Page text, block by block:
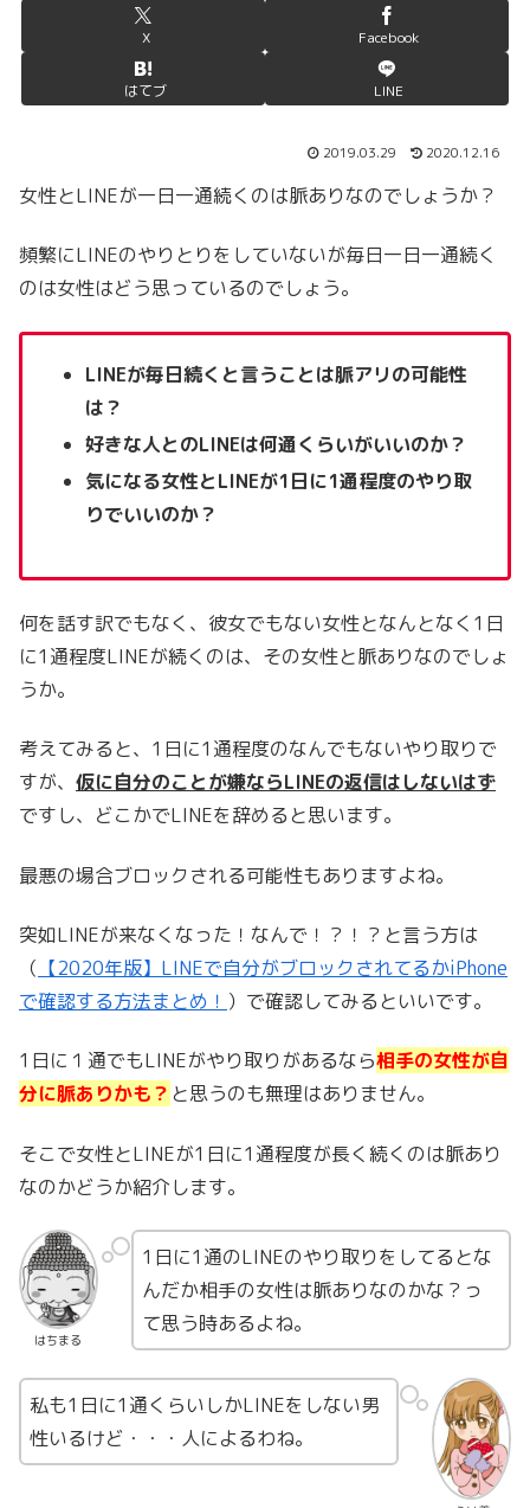
X Facebook
はてブ LINE
2019.03.29 2020.12.16
女性とLINEが一日一通続くのは脈ありなのでしょうか？
頻繁にLINEのやりとりをしていないが毎日一日一通続く
のは女性はどう思っているのでしょう。
LINEが毎日続くと言うことは脈アリの可能性
は？
好きな人とのLINEは何通くらいがいいのか？
気になる女性とLINEが1日に1通程度のやり取
りでいいのか？
何を話す訳でもなく、彼女でもない女性となんとなく1日
に1通程度LINEが続くのは、その女性と脈ありなのでしょ
うか。
考えてみると、1日に1通程度のなんでもないやり取りで
すが、 仮に自分のことが嫌ならLINEの返信はしないはず
ですし、どこかでLINEを辞めると思います。
最悪の場合ブロックされる可能性もありますよね。
突如LINEが来なくなった！なんで！？！？と言う方は
（ 【2020年版】LINEで自分がブロックされてるかiPhone
で確認する方法まとめ！ ）で確認してみるといいです。
1日に１通でもLINEがやり取りがあるなら相手の女性が自
分に脈ありかも？ と思うのも無理はありません。
そこで女性とLINEが1日に1通程度が長く続くのは脈あり
なのかどうか紹介します。
はちまる
1日に1通のLINEのやり取りをしてるとな
んだか相手の女性は脈ありなのかな？っ
て思う時あるよね。
私も1日に1通くらいしかLINEをしない男
性いるけど・・・人によるわね。